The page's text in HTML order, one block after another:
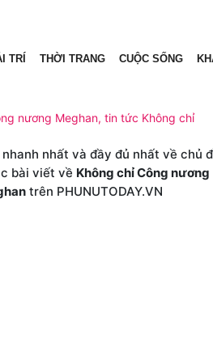
TRÍ THỜI TRANG CUỘC SỐNG
nương Meghan, tin tức Không chỉ
nhất và đầy đủ nhất về chủ
bài viết về Không chỉ Công nương
trên PHUNUTODAY.VN